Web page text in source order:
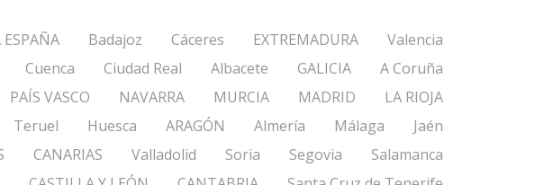
Badajoz Cáceres EXTREMADURA
Valencia
Cuenca Ciudad Real Albacete GALICIA
A Coruña
PAÍS VASCO NAVARRA MURCIA MADRID
LA RIOJA
Teruel Huesca ARAGÓN Almería Málaga
Jaén
CANARIAS Valladolid Soria Segovia
Salamanca